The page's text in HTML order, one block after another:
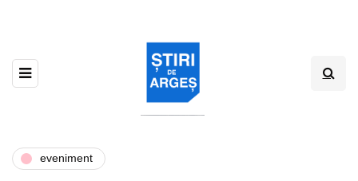
eveniment